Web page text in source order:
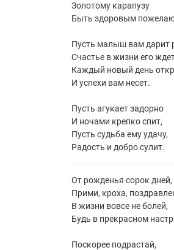
Золотому карапузу
Быть здоровым
Пусть малыш вам дарит
Счастье в жизни его
Каждый новый день
И успехи вам несет.
Пусть агукает задорно
И ночами крепко спит,
Пусть судьба ему удачу,
Радость и добро сулит.
От рожденья сорок дней,
Прими, кроха,
В жизни вовсе не болей,
Будь в прекрасном
Поскорее подрастай,